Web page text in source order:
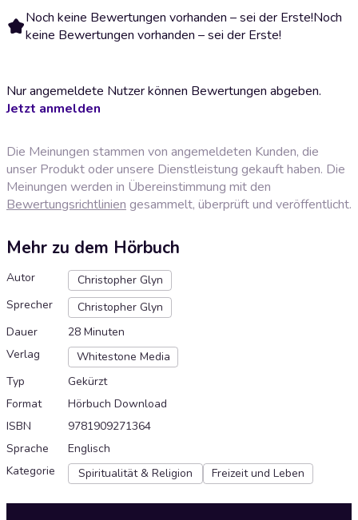
Noch keine Bewertungen vorhanden – sei der Erste!Noch
keine Bewertungen vorhanden – sei der Erste!
Nur angemeldete Nutzer können Bewertungen abgeben.
Jetzt anmelden
Die Meinungen stammen von angemeldeten Kunden, die
unser Produkt oder unsere Dienstleistung gekauft haben. Die
Meinungen werden in Übereinstimmung mit den
Bewertungsrichtlinien gesammelt, überprüft und veröffentlicht.
Mehr zu dem Hörbuch
Autor
Christopher Glyn
Sprecher
Christopher Glyn
Dauer
28 Minuten
Verlag
Whitestone Media
Typ
Gekürzt
Format
Hörbuch Download
ISBN
9781909271364
Sprache
Englisch
Kategorie
Spiritualität & Religion Freizeit und Leben